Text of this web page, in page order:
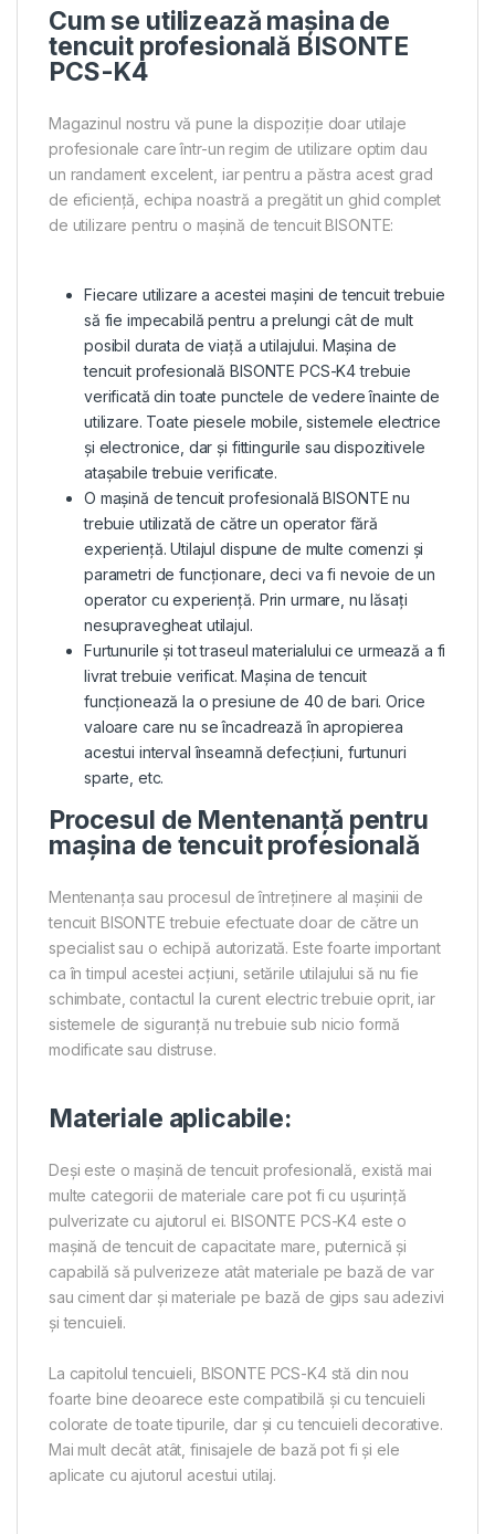
Cum se utilizează mașina de
tencuit profesională BISONTE
PCS-K4
Magazinul nostru vă pune la dispoziție doar utilaje
profesionale care într-un regim de utilizare optim dau
un randament excelent, iar pentru a păstra acest grad
de eficiență, echipa noastră a pregătit un ghid complet
de utilizare pentru o mașină de tencuit BISONTE:
Fiecare utilizare a acestei mașini de tencuit trebuie
să fie impecabilă pentru a prelungi cât de mult
posibil durata de viață a utilajului. Mașina de
tencuit profesională BISONTE PCS-K4 trebuie
verificată din toate punctele de vedere înainte de
utilizare. Toate piesele mobile, sistemele electrice
și electronice, dar și fittingurile sau dispozitivele
atașabile trebuie verificate.
O mașină de tencuit profesională BISONTE nu
trebuie utilizată de către un operator fără
experiență. Utilajul dispune de multe comenzi și
parametri de funcționare, deci va fi nevoie de un
operator cu experiență. Prin urmare, nu lăsați
nesupravegheat utilajul.
Furtunurile și tot traseul materialului ce urmează a fi
livrat trebuie verificat. Mașina de tencuit
funcționează la o presiune de 40 de bari. Orice
valoare care nu se încadrează în apropierea
acestui interval înseamnă defecțiuni, furtunuri
sparte, etc.
Procesul de Mentenanță pentru
mașina de tencuit profesională
Mentenanța sau procesul de întreținere al mașinii de
tencuit BISONTE trebuie efectuate doar de către un
specialist sau o echipă autorizată. Este foarte important
ca în timpul acestei acțiuni, setările utilajului să nu fie
schimbate, contactul la curent electric trebuie oprit, iar
sistemele de siguranță nu trebuie sub nicio formă
modificate sau distruse.
Materiale aplicabile:
Deși este o mașină de tencuit profesională, există mai
multe categorii de materiale care pot fi cu ușurință
pulverizate cu ajutorul ei. BISONTE PCS-K4 este o
mașină de tencuit de capacitate mare, puternică și
capabilă să pulverizeze atât materiale pe bază de var
sau ciment dar și materiale pe bază de gips sau adezivi
și tencuieli.
La capitolul tencuieli, BISONTE PCS-K4 stă din nou
foarte bine deoarece este compatibilă și cu tencuieli
colorate de toate tipurile, dar și cu tencuieli decorative.
Mai mult decât atât, finisajele de bază pot fi și ele
aplicate cu ajutorul acestui utilaj.